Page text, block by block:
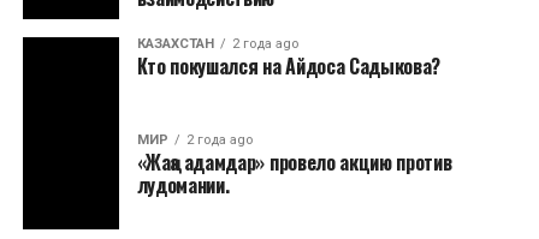
КАЗАХСТАН 2 года ago
Кто покушался на Айдоса Садыкова?
МИР 2 года ago
«Жаңа адамдар» провело акцию против
лудомании.